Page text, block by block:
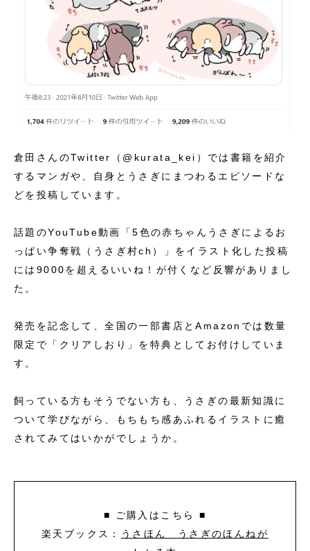
倉田さんのTwitter（@kurata_kei）では書籍を紹介
するマンガや、自身とうさぎにまつわるエピソードな
どを投稿しています。
話題のYouTube動画「5色の赤ちゃんうさぎによるお
っぱい争奪戦（うさぎ村ch）」をイラスト化した投稿
には9000を超えるいいね！が付くなど反響がありまし
た。
発売を記念して、全国の一部書店とAmazonでは数量
限定で「クリアしおり」を特典としてお付けしていま
す。
飼っている方もそうでない方も、うさぎの最新知識に
ついて学びながら、もちもち感あふれるイラストに癒
されてみてはいかがでしょうか。
■ ご購入はこちら ■
楽天ブックス：
うさほん うさぎのほんねが